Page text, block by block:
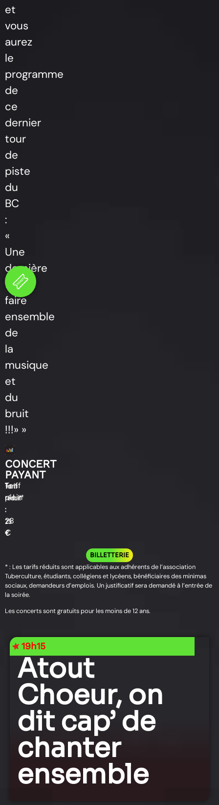
et
vous
aurez
le
programme
de
ce
dernier
tour
de
piste
du
BC
:
«
Une
dernière
fois
faire
ensemble
de
la
musique
et
du
bruit
!!!» »
CONCERT
PAYANT
Tarif
plein
:
28
€
–
Tarif
réduit*
:
25
€
BILLETTERIE
* : Les tarifs réduits sont applicables aux adhérents de l’association
Tuberculture, étudiants, collégiens et lycéens, bénéficiaires des minimas
sociaux, demandeurs d’emplois. Un justificatif sera demandé à l’entrée de
la soirée.
Les concerts sont gratuits pour les moins de 12 ans.
19h15
Atout
Choeur, on
dit cap’ de
chanter
ensemble